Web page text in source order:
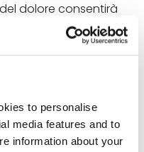
to personalise
media features and to
information about your
dolore consentirà
se il dolore
sindrome dolorosa
malattia strutturale
che causa il
sia di natura
evidenzierà
del dolore sul